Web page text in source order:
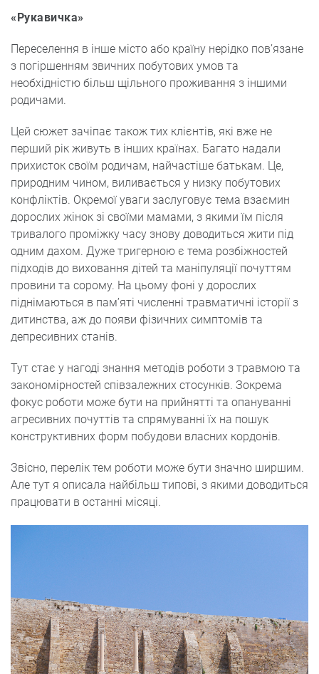
«Рукавичка»
Переселення в інше місто або країну нерідко пов’язане
з погіршенням звичних побутових умов та
необхідністю більш щільного проживання з іншими
родичами.
Цей сюжет зачіпає також тих клієнтів, які вже не
перший рік живуть в інших країнах. Багато надали
прихисток своїм родичам, найчастіше батькам. Це,
природним чином, виливається у низку побутових
конфліктів. Окремої уваги заслуговує тема взаємин
дорослих жінок зі своїми мамами, з якими їм після
тривалого проміжку часу знову доводиться жити під
одним дахом. Дуже тригерною є тема розбіжностей
підходів до виховання дітей та маніпуляції почуттям
провини та сорому. На цьому фоні у дорослих
піднімаються в пам’яті численні травматичні історії з
дитинства, аж до появи фізичних симптомів та
депресивних станів.
Тут стає у нагоді знання методів роботи з травмою та
закономірностей співзалежних стосунків. Зокрема
фокус роботи може бути на прийнятті та опануванні
агресивних почуттів та спрямуванні їх на пошук
конструктивних форм побудови власних кордонів.
Звісно, перелік тем роботи може бути значно ширшим.
Але тут я описала найбільш типові, з якими доводиться
працювати в останні місяці.